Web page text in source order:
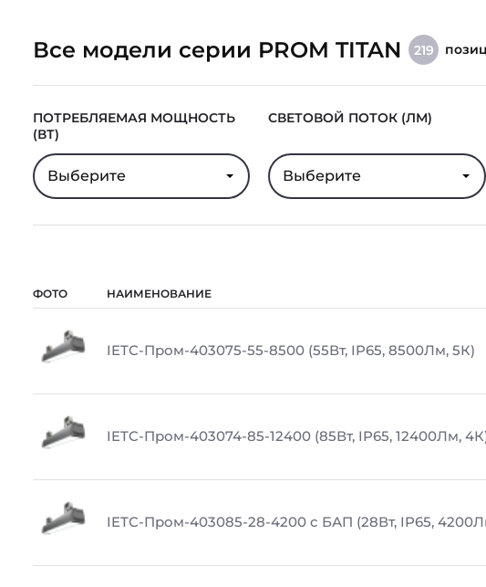
Все модели серии PROM TITAN 219
ПОТРЕБЛЯЕМАЯ МОЩНОСТЬ
(ВТ)
Выберите
СВЕТОВОЙ ПОТОК (ЛМ)
Выберите
ФОТО НАИМЕНОВАНИЕ
IETC-Пром-403075-55-8500 (55Вт, IP65, 8500Лм, 5К)
IETC-Пром-403074-85-12400 (85Вт, IP65, 12400Лм,
IETC-Пром-403085-28-4200 с БАП (28Вт, IP65,